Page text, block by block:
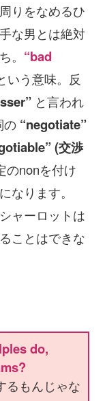
りをなめるひ
な男とは絶対
。 “bad
いう意味。反
と言われ
の “negotiate”
(交渉
のnonを付け
なります。
ャーロットは
ことはできな
do,
るもんじゃな